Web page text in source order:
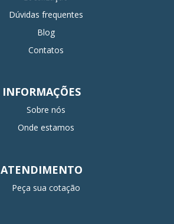
Dúvidas frequentes
Blog
Contatos
INFORMAÇÕES
Sobre nós
Onde estamos
ATENDIMENTO
Peça sua cotação